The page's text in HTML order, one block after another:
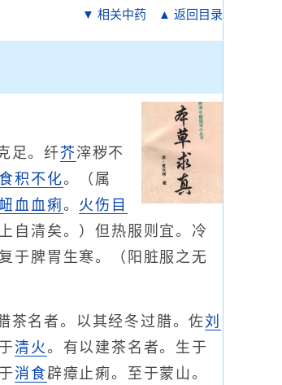
▼ 相关中药 ▲ 返回目录
足。纤芥滓秽不
食积不化。（属
血血痢。 火伤 目
自清矣。）但热服则宜。冷
于脾胃生寒。（阳脏服之无
茶名者。以其经冬过腊。佐刘
清火。有以建茶名者。生于
消食辟瘴止痢。至于蒙山。